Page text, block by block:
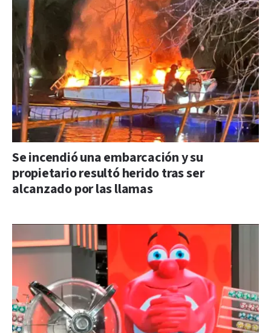
Se incendió una embarcación y su
propietario resultó herido tras ser
alcanzado por las llamas